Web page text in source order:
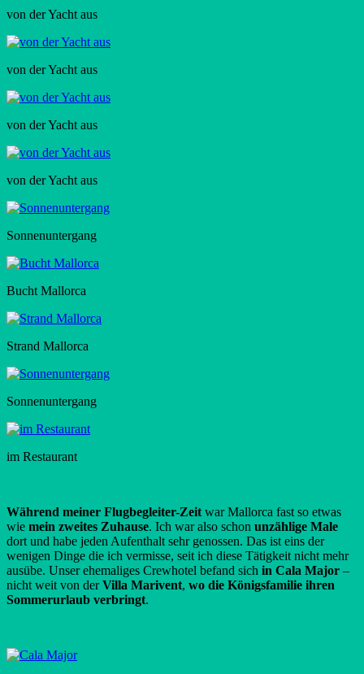
von der Yacht aus
von der Yacht aus
von der Yacht aus
von der Yacht aus
Sonnenuntergang
Bucht Mallorca
Strand Mallorca
Sonnenuntergang
im Restaurant
Während meiner Flugbegleiter-Zeit war Mallorca fast so etwas
wie mein zweites Zuhause. Ich war also schon unzählige Male
dort und habe jeden Aufenthalt sehr genossen. Das ist eins der
wenigen Dinge die ich vermisse, seit ich diese Tätigkeit nicht mehr
ausübe. Unser ehemaliges Crewhotel befand sich in Cala Major –
nicht weit von derVilla Marivent, wo die Königsfamilie ihren
Sommerurlaub verbringt.